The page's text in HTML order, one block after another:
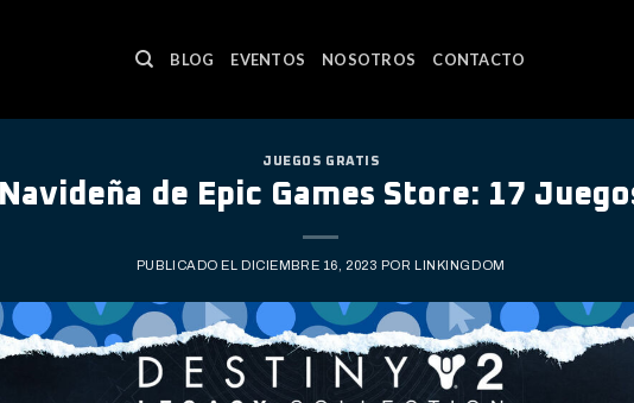
BLOG EVENTOS NOSOTROS CONTACTO
JUEGOS GRATIS
de Epic Games Store: 17
PUBLICADO EL DICIEMBRE 16, 2023 POR LINKINGDOM